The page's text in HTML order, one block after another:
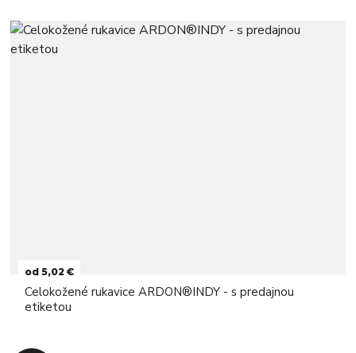
od 5,02 €
Celokožené rukavice ARDON®INDY - s predajnou
etiketou